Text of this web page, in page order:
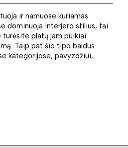
ir namuose kuriamas
dominuoja interjero stilius, tai
platų jam puikiai
Taip pat šio tipo baldus
kategorijose, pavyzdžiui,